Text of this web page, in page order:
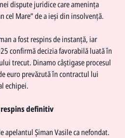
dispute juridice care amenința
cel Mare” de a ieși din insolvență.
a fost respins de instanță, iar
confirmă decizia favorabilă luată în
trecut. Dinamocâștigase procesul
euro prevăzută în contractul lui
echipei.
definitiv
apelantul Șiman Vasile ca nefondat.